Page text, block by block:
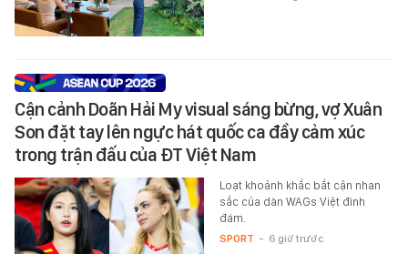
Cận cảnh Doãn Hải My visual sáng bừng, vợ Xuân
Son đặt tay lên ngực hát quốc ca đầy cảm xúc
trong trận đấu của ĐT Việt Nam
Loạt khoảnh khắc bắt cận nhan
sắc của dàn WAGs Việt đình
đám.
SPORT - 6 giờ trước